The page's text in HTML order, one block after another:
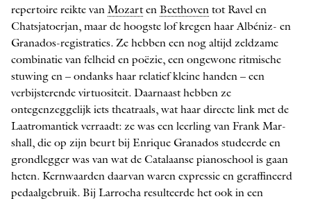
repertoire reikte van Mozarten Beethoven tot Ravel en
Chatsjatoerjan, maar de hoogste lof kregen haar Albéniz- en
Granados-­registraties. Ze hebben een nog altijd zeldzame
combinatie van felheid en poëzie, een ongewone ritmische
stuwing en – ondanks haar relatief kleine handen – een
verbijsterende virtuositeit. Daarnaast hebben ze
ontegenzeggelijk iets thea­traals, wat haar directe link met de
Laatromantiek verraadt: ze was een leerling van Frank Mar­
shall, die op zijn beurt bij Enrique Granados studeerde en
grondlegger was van wat de Catalaanse pianoschool is gaan
heten. Kernwaarden daarvan waren expressie en geraffineerd
pedaal­gebruik. Bij Larrocha resulteerde het ook in een